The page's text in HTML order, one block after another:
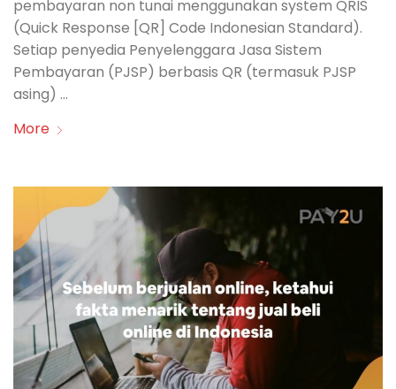
pembayaran non tunai menggunakan system QRIS
(Quick Response [QR] Code Indonesian Standard).
Setiap penyedia Penyelenggara Jasa Sistem
Pembayaran (PJSP) berbasis QR (termasuk PJSP
asing) …
More